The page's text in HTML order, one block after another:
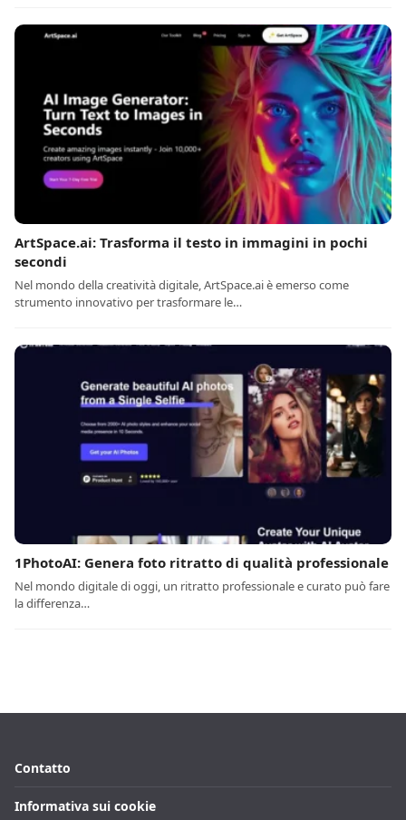
ArtSpace.ai: Trasforma il testo in immagini in pochi
secondi
Nel mondo della creatività digitale, ArtSpace.ai è emerso come
strumento innovativo per trasformare le…
1PhotoAI: Genera foto ritratto di qualità professionale
Nel mondo digitale di oggi, un ritratto professionale e curato può fare
la differenza…
Contatto
Informativa sui cookie